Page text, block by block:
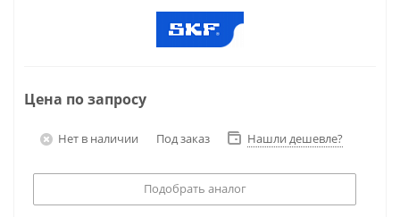
Цена по запросу
Нет в наличии Под заказ Нашли дешевле?
Подобрать аналог